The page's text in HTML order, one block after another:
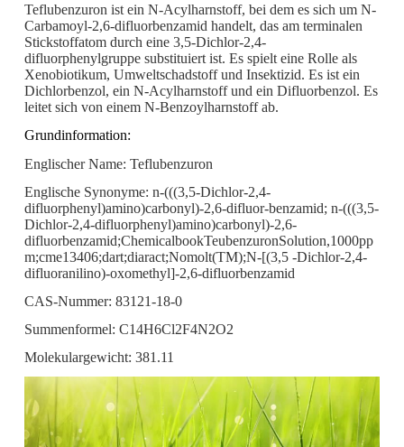
Teflubenzuron ist ein N-Acylharnstoff, bei dem es sich um N-
Carbamoyl-2,6-difluorbenzamid handelt, das am terminalen
Stickstoffatom durch eine 3,5-Dichlor-2,4-
difluorphenylgruppe substituiert ist. Es spielt eine Rolle als
Xenobiotikum, Umweltschadstoff und Insektizid. Es ist ein
Dichlorbenzol, ein N-Acylharnstoff und ein Difluorbenzol. Es
leitet sich von einem N-Benzoylharnstoff ab.
Grundinformation:
Englischer Name: Teflubenzuron
Englische Synonyme: n-(((3,5-Dichlor-2,4-
difluorphenyl)amino)carbonyl)-2,6-difluor-benzamid; n-(((3,5-
Dichlor-2,4-difluorphenyl)amino)carbonyl)-2,6-
difluorbenzamid;ChemicalbookTeubenzuronSolution,1000pp
m;cme13406;dart;diaract;Nomolt(TM);N-[(3,5 -Dichlor-2,4-
difluoranilino)-oxomethyl]-2,6-difluorbenzamid
CAS-Nummer: 83121-18-0
Summenformel: C14H6Cl2F4N2O2
Molekulargewicht: 381.11